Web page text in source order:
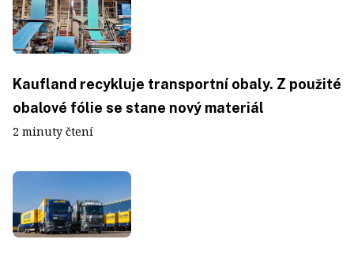
Kaufland recykluje transportní obaly. Z použité
obalové fólie se stane nový materiál
2 minuty čtení